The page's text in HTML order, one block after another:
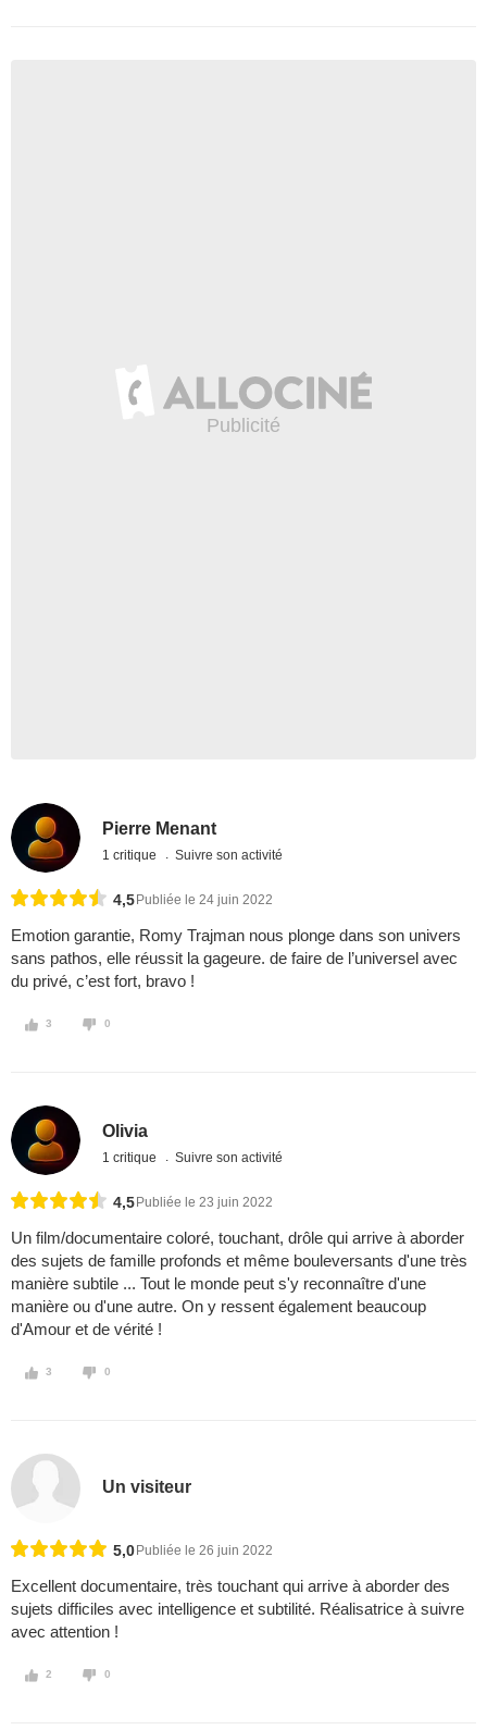
Pierre Menant
1 critique Suivre son activité
4,5 Publiée le 24 juin 2022
Emotion garantie, Romy Trajman nous plonge dans son univers
sans pathos, elle réussit la gageure. de faire de l’universel avec
du privé, c’est fort, bravo !
3 0
Olivia
1 critique Suivre son activité
4,5 Publiée le 23 juin 2022
Un film/documentaire coloré, touchant, drôle qui arrive à aborder
des sujets de famille profonds et même bouleversants d'une très
manière subtile ... Tout le monde peut s'y reconnaître d'une
manière ou d'une autre. On y ressent également beaucoup
d'Amour et de vérité !
3 0
Un visiteur
5,0 Publiée le 26 juin 2022
Excellent documentaire, très touchant qui arrive à aborder des
sujets difficiles avec intelligence et subtilité. Réalisatrice à suivre
avec attention !
2 0